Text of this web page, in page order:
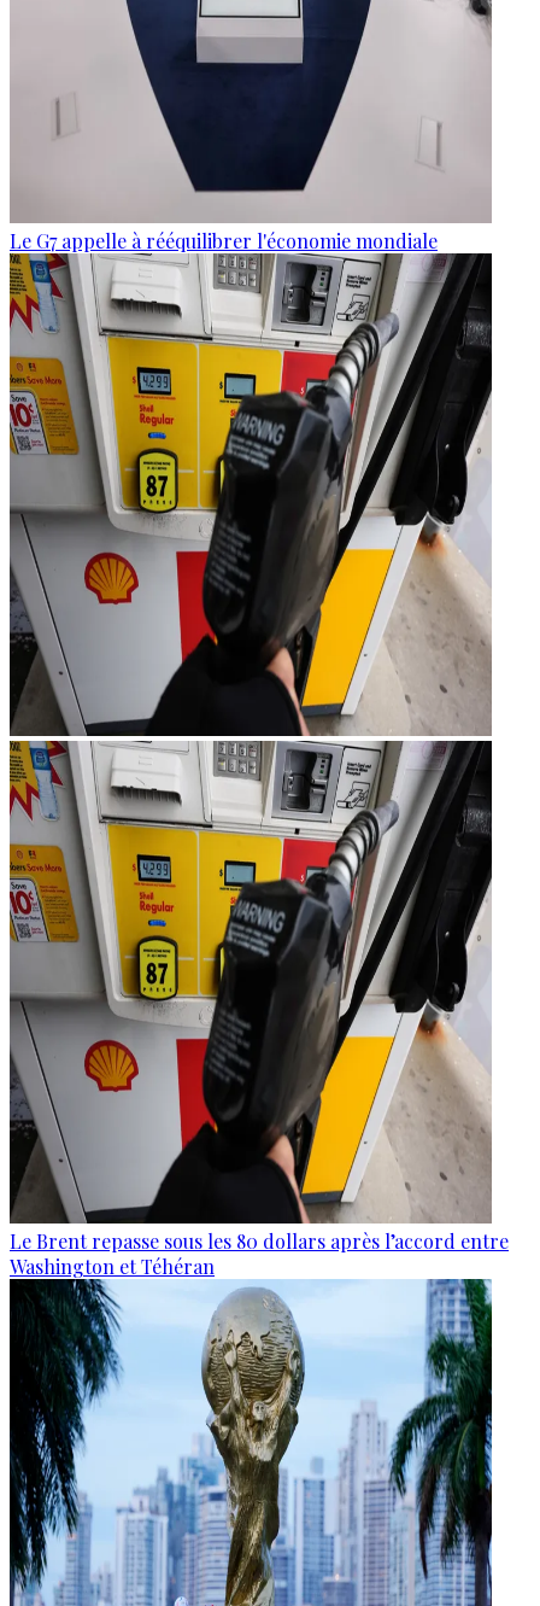
Le G7 appelle à rééquilibrer l'économie mondiale
Le Brent repasse sous les 80 dollars après l’accord entre
Washington et Téhéran